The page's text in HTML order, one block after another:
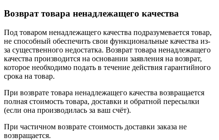
Возврат товара ненадлежащего качества
Под товаром ненадлежащего качества подразумевается товар,
не способный обеспечить свои функциональные качества из-
за существенного недостатка. Возврат товара ненадлежащего
качества производится на основании заявления на возврат,
которое необходимо подать в течение действия гарантийного
срока на товар.
При возврате товара ненадлежащего качества возвращается
полная стоимость товара, доставки и обратной пересылки
(если она производилась за ваш счёт).
При частичном возврате стоимость доставки заказа не
возвращается.